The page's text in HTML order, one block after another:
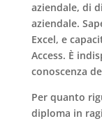
aziendale, di
aziendale.
Excel, e
Access. È
conoscenza
Per quanto
diploma in